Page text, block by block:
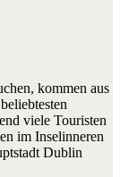
kommen aus
viele Touristen
im Inselinneren
Dublin